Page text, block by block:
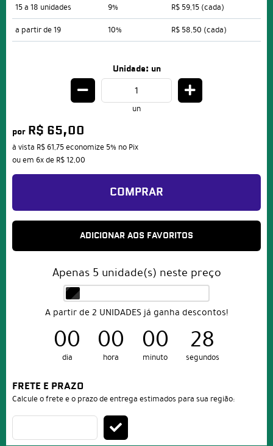
15 a 18 unidades
9% R$ 59,15 (cada)
a partir de 19
10% R$ 58,50 (cada)
Unidade: un
un
por R$ 65,00
à vista R$ 61,75economize 5% no Pix
ou em 6xde R$ 12,00
COMPRAR
ADICIONAR AOS FAVORITOS
Apenas 5 unidade(s) neste preço
A partir de 2 UNIDADES já ganha descontos!
00
dia
00
hora
00
minuto
28
segundos
FRETE E PRAZO
Calcule o frete e o prazo de entrega estimados para sua região: